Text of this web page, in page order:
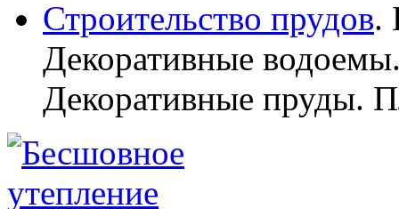
Строительство прудов.
Декоративные
Декоративные пруды.